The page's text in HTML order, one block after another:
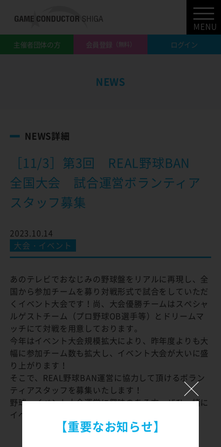
MENU
主催者団体の方 会員登録 （無料） ログイン
NEWS
NEWS詳細
［11/3］第3回 REAL野球BAN
全国大会 試合運営ボランティア
スタッフ募集
2023.10.14
大会・イベント
あのテレビでおなじみの野球盤をリアルに再現し、全
国から参加チームを募り対戦形式で試合をしていただ
くイベント大会です！尚、大会優勝チームはスペシャ
ルゲストチーム（プロ野球OB選手等）とドリームマ
ッチにて対戦を用意しております。
今年はイベント大会規模拡大により、昨年度よりも大
幅に参加チーム数も拡大し、イベント大会が大いに盛
り上がります！
そこで、REAL野球BAN運営に協力して頂けるボラン
ティアスタッフを募集いたします！
野球・イベント大会運営に興味のある方、ぜひ一緒に
イベント大会を盛り上げませんか？
【重要なお知らせ】